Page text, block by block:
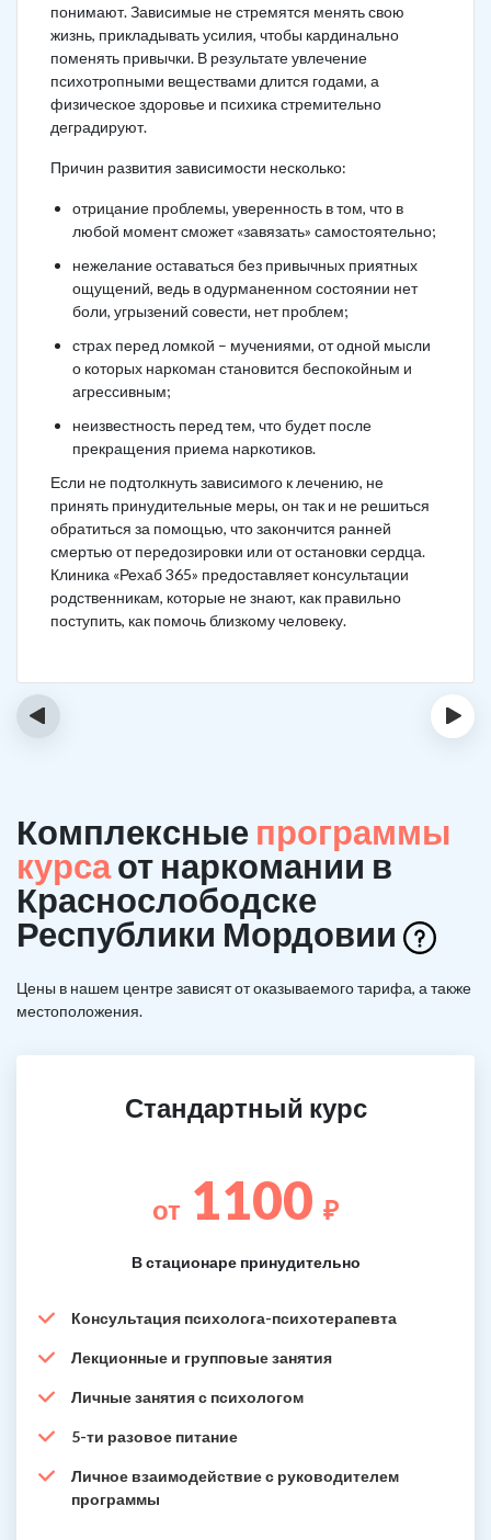
понимают. Зависимые не стремятся менять свою
жизнь, прикладывать усилия, чтобы кардинально
поменять привычки. В результате увлечение
психотропными веществами длится годами, а
физическое здоровье и психика стремительно
деградируют.
Причин развития зависимости несколько:
отрицание проблемы, уверенность в том, что в
любой момент сможет «завязать» самостоятельно;
нежелание оставаться без привычных приятных
ощущений, ведь в одурманенном состоянии нет
боли, угрызений совести, нет проблем;
страх перед ломкой – мучениями, от одной мысли
о которых наркоман становится беспокойным и
агрессивным;
неизвестность перед тем, что будет после
прекращения приема наркотиков.
Если не подтолкнуть зависимого к лечению, не
принять принудительные меры, он так и не решиться
обратиться за помощью, что закончится ранней
смертью от передозировки или от остановки сердца.
Клиника «Рехаб 365» предоставляет консультации
родственникам, которые не знают, как правильно
поступить, как помочь близкому человеку.
‹ ›
Комплексные программы
курсаот наркомании в
Краснослободске
Республики Мордовии
Цены в нашем центре зависят от оказываемого тарифа, а также
местоположения.
Стандартный курс
от 1100 ₽
В стационаре принудительно
Консультация психолога-психотерапевта
Лекционные и групповые занятия
Личные занятия с психологом
5-ти разовое питание
Личное взаимодействие с руководителем
программы